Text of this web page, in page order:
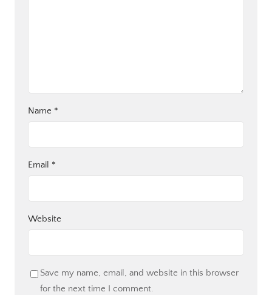
Name *
Email *
Website
Save my name, email, and website in this browser
for the next time I comment.